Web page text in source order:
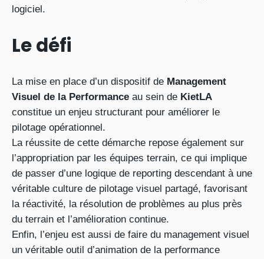
logiciel.
Le défi
La mise en place d’un dispositif de Management
Visuel de la Performance au sein de KietLA
constitue un enjeu structurant pour améliorer le
pilotage opérationnel.
La réussite de cette démarche repose également sur
l’appropriation par les équipes terrain, ce qui implique
de passer d’une logique de reporting descendant à une
véritable culture de pilotage visuel partagé, favorisant
la réactivité, la résolution de problèmes au plus près
du terrain et l’amélioration continue.
Enfin, l’enjeu est aussi de faire du management visuel
un véritable outil d’animation de la performance